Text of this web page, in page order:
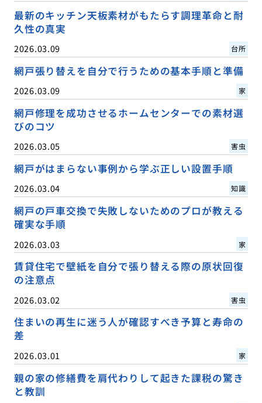
最新のキッチン天板素材がもたらす調理革命と耐
久性の真実
2026.03.09 台所
網戸張り替えを自分で行うための基本手順と準備
2026.03.09 家
網戸修理を成功させるホームセンターでの素材選
びのコツ
2026.03.05 害虫
網戸がはまらない事例から学ぶ正しい設置手順
2026.03.04 知識
網戸の戸車交換で失敗しないためのプロが教える
確実な手順
2026.03.03 家
賃貸住宅で壁紙を自分で張り替える際の原状回復
の注意点
2026.03.02 害虫
住まいの再生に迷う人が確認すべき予算と寿命の
差
2026.03.01 家
親の家の修繕費を肩代わりして起きた課税の驚き
と教訓